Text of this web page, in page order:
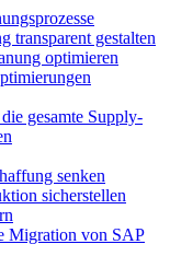
transparent gestalten
optimieren
gesamte Supply-
senken
sicherstellen
Migration von SAP